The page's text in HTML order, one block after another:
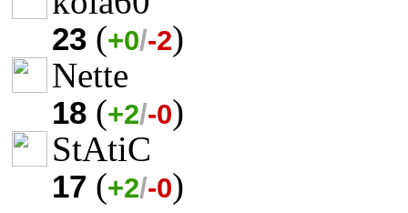
23 (+0/-2)
Nette
18 (+2/-0)
StAtiC
17 (+2/-0)